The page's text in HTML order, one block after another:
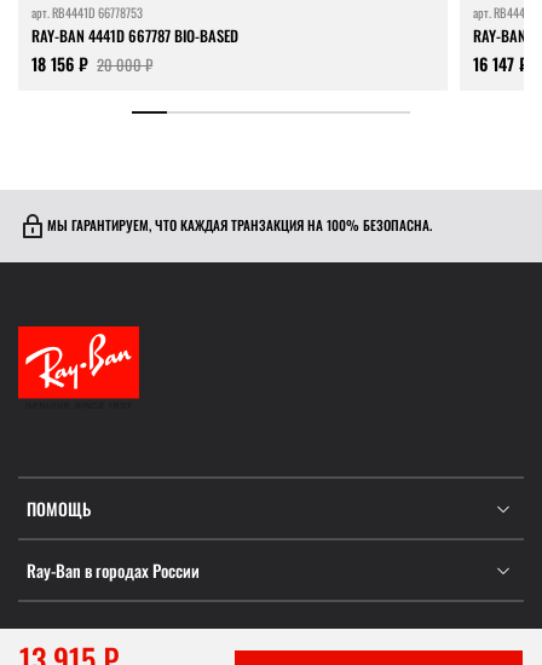
арт.RB4441D 66778753
RAY-BAN 4441D 667787 BIO-BASED
18 156 ₽ 20 000 ₽
арт.RB4441D
RAY-BAN
16 147 ₽
МЫ ГАРАНТИРУЕМ, ЧТО КАЖДАЯ ТРАНЗАКЦИЯ НА 100% БЕЗОПАСНА.
ПОМОЩЬ
Ray-Ban в городах России